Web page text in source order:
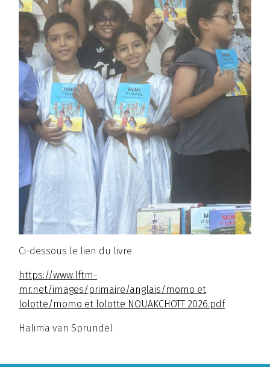
Ci-dessous le lien du livre
https://www.lftm-
mr.net/images/primaire/anglais/momo et
lolotte/momo et lolotte NOUAKCHOTT 2026.pdf
Halima van Sprundel